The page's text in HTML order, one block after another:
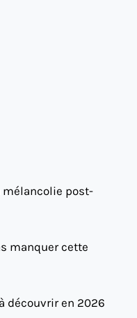
mélancolie post-
manquer cette
découvrir en 2026